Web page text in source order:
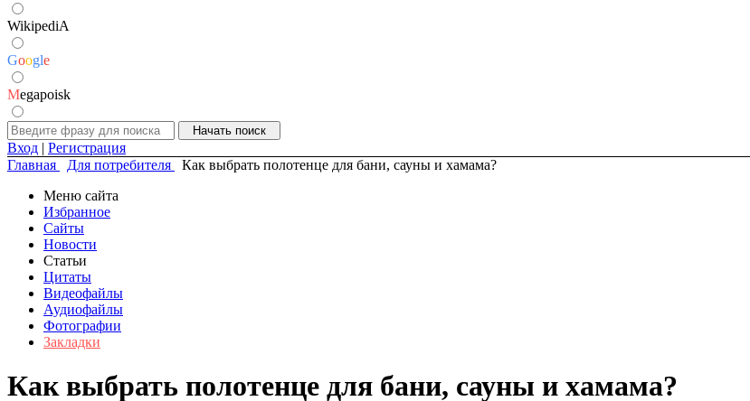
WikipediA
Google
Megapoisk
Вход | Регистрация
Главная
Для потребителя
Как выбрать полотенце для бани, сауны и хамама?
Меню сайта
Избранное
Сайты
Новости
Статьи
Цитаты
Видеофайлы
Аудиофайлы
Фотографии
Закладки
Как выбрать полотенце для бани, сауны и хамама?